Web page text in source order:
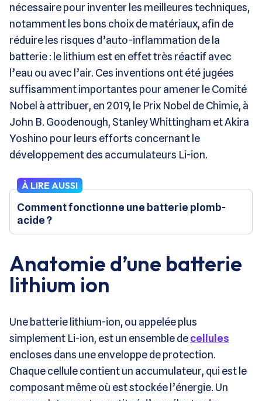
nécessaire pour inventer les meilleures techniques,
notamment les bons choix de matériaux, afin de
réduire les risques d’auto-inflammation de la
batterie : le lithium est en effet très réactif avec
l’eau ou avec l’air. Ces inventions ont été jugées
suffisamment importantes pour amener le Comité
Nobel à attribuer, en 2019, le Prix Nobel de Chimie, à
John B. Goodenough, Stanley Whittingham et Akira
Yoshino pour leurs efforts concernant le
développement des accumulateurs Li-ion.
À LIRE AUSSI
Comment fonctionne une batterie plomb-
acide ?
Anatomie d’une batterie
lithium ion
Une batterie lithium-ion, ou appelée plus
simplement Li-ion, est un ensemble decellules
encloses dans une enveloppe de protection.
Chaque cellule contient un accumulateur, qui est le
composant même où est stockée l’énergie. Un